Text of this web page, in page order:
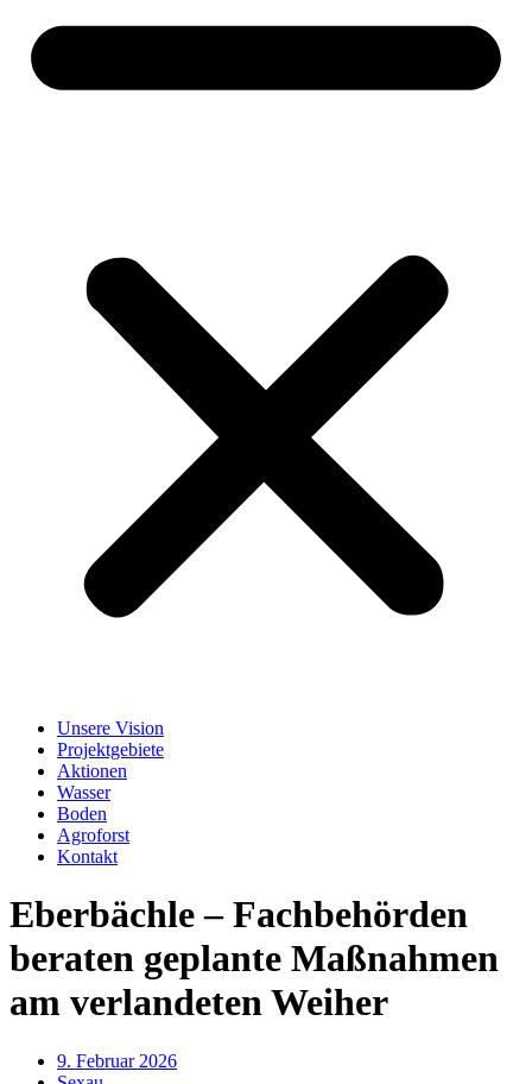
Unsere Vision
Projektgebiete
Aktionen
Wasser
Boden
Agroforst
Kontakt
Eberbächle – Fachbehörden
beraten geplante Maßnahmen
am verlandeten Weiher
9. Februar 2026